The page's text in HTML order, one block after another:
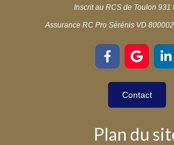
Inscrit au RCS de Toulon 931
Assurance RC Pro Sérénis VD
Contact
Plan du